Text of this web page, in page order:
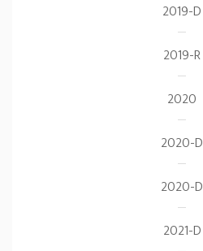
2019-D
2019-R
2020
2020-D
2020-D
2021-D